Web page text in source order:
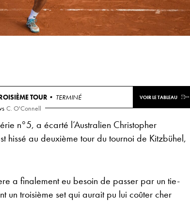
TOUR • TERMINÉ VOIR LE TABLEAU
C. O'Connell
n°5, a écarté l’Australien Christopher
hissé au deuxième tour du tournoi de Kitzbühel,
a finalement eu besoin de passer par un tie-
un troisième set qui aurait pu lui coûter cher